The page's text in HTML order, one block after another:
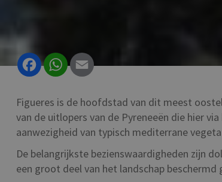
FacebookWhatsApp
Figueres is de hoofdstad van dit meest
van de uitlopers van de Pyreneeën die hier
aanwezigheid van typisch mediterrane
De belangrijkste bezienswaardigheden zijn
een groot deel van het landschap beschermd